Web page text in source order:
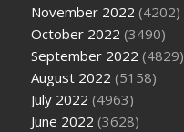
November 2022 (4202)
October 2022 (3490)
September 2022 (4829)
August 2022 (5158)
July 2022 (4963)
June 2022 (3628)